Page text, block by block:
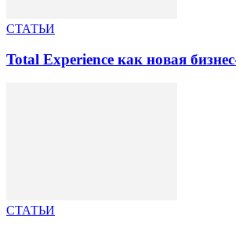
СТАТЬИ
Total Experience как новая
СТАТЬИ